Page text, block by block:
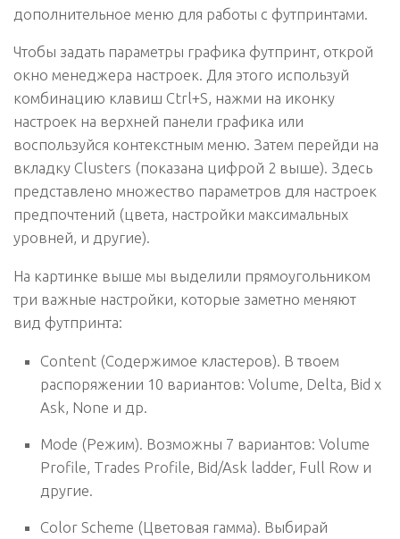
дополнительное меню для работы с футпринтами.
Чтобы задать параметры графика футпринт, открой
окно менеджера настроек. Для этого используй
комбинацию клавиш Ctrl+S, нажми на иконку
настроек на верхней панели графика или
воспользуйся контекстным меню. Затем перейди на
вкладку Clusters (показана цифрой 2 выше). Здесь
представлено множество параметров для настроек
предпочтений (цвета, настройки максимальных
уровней, и другие).
На картинке выше мы выделили прямоугольником
три важные настройки, которые заметно меняют
вид футпринта:
Content (Содержимое кластеров). В твоем
распоряжении 10 вариантов: Volume, Delta, Bid x
Ask, None и др.
Mode (Режим). Возможны 7 вариантов: Volume
Profile, Trades Profile, Bid/Ask ladder, Full Row и
другие.
Color Scheme (Цветовая гамма). Выбирай